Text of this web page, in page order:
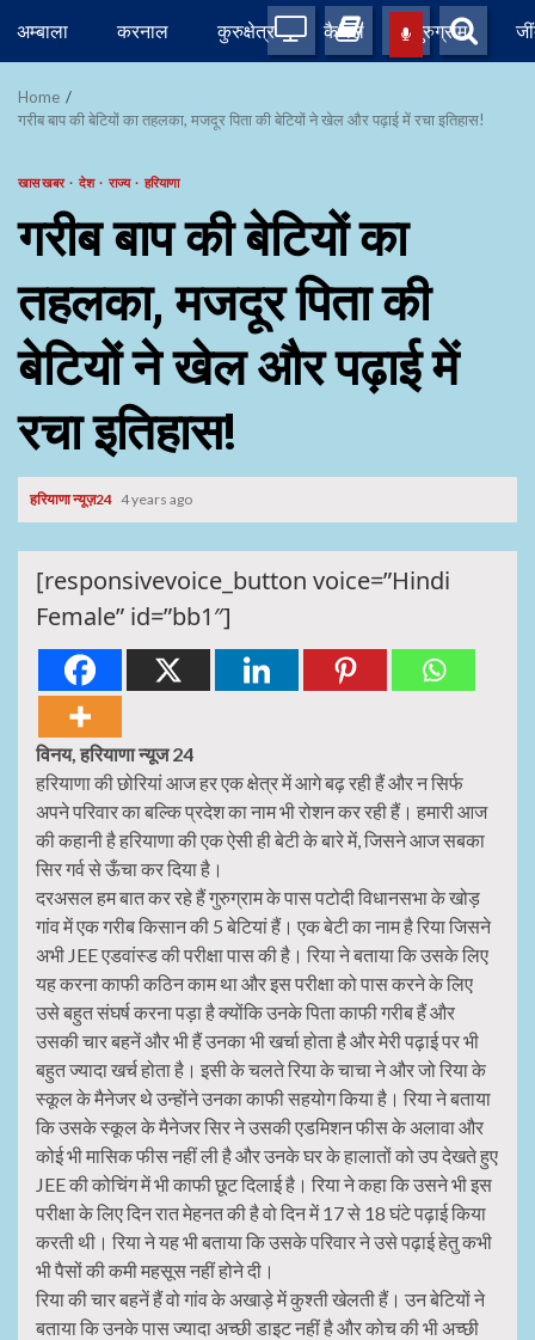
content
अम्बाला करनाल कुरुक्षेत्र कैथल गुरुग्राम
Home
गरीब बाप की बेटियों का तहलका, मजदूर पिता की बेटियों ने खेल और पढ़ाई में रचा इतिहास!
खास खबर देश राज्य हरियाणा
गरीब बाप की बेटियों का
तहलका, मजदूर पिता की
बेटियों ने खेल और पढ़ाई में
रचा इतिहास!
हरियाणा न्यूज़24 4 years ago
[responsivevoice_button voice=”Hindi
Female” id=”bb1″]
विनय, हरियाणा न्यूज 24
हरियाणा की छोरियां आज हर एक क्षेत्र में आगे बढ़ रही हैं और न सिर्फ
अपने परिवार का बल्कि प्रदेश का नाम भी रोशन कर रही हैं। हमारी आज
की कहानी है हरियाणा की एक ऐसी ही बेटी के बारे में, जिसने आज सबका
सिर गर्व से ऊँचा कर दिया है।
दरअसल हम बात कर रहे हैं गुरुग्राम के पास पटोदी विधानसभा के खोड़
गांव में एक गरीब किसान की 5 बेटियां हैं। एक बेटी का नाम है रिया जिसने
अभी JEE एडवांस्ड की परीक्षा पास की है। रिया ने बताया कि उसके लिए
यह करना काफी कठिन काम था और इस परीक्षा को पास करने के लिए
उसे बहुत संघर्ष करना पड़ा है क्योंकि उनके पिता काफी गरीब हैं और
उसकी चार बहनें और भी हैं उनका भी खर्चा होता है और मेरी पढ़ाई पर भी
बहुत ज्यादा खर्च होता है। इसी के चलते रिया के चाचा ने और जो रिया के
स्कूल के मैनेजर थे उन्होंने उनका काफी सहयोग किया है। रिया ने बताया
कि उसके स्कूल के मैनेजर सिर ने उसकी एडमिशन फीस के अलावा और
कोई भी मासिक फीस नहीं ली है और उनके घर के हालातों को उप देखते हुए
JEE की कोचिंग में भी काफी छूट दिलाई है। रिया ने कहा कि उसने भी इस
परीक्षा के लिए दिन रात मेहनत की है वो दिन में 17 से 18 घंटे पढ़ाई किया
करती थी। रिया ने यह भी बताया कि उसके परिवार ने उसे पढ़ाई हेतु कभी
भी पैसों की कमी महसूस नहीं होने दी।
रिया की चार बहनें हैं वो गांव के अखाड़े में कुश्ती खेलती हैं। उन बेटियों ने
बताया कि उनके पास ज्यादा अच्छी डाइट नहीं है और कोच की भी अच्छी